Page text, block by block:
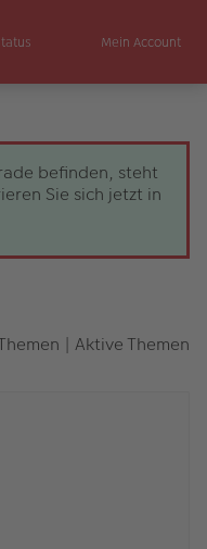
Mein Account
befinden, steht
Sie sich jetzt in
| Aktive Themen